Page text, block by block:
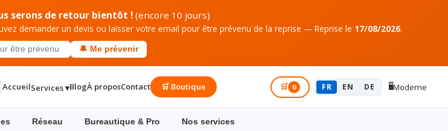
serons de retour bientôt !(encore 10 jours)
demander un devis ou laisser votre email pour être prévenu de la reprise — Reprise le 17/08/2026.
🔔 Me prévenir
AccueilServices ▾BlogÀ proposContact 🛒 Boutique 🛒 0 FR EN DE 🖥️Moderne
Réseau Bureautique & Pro Nos services